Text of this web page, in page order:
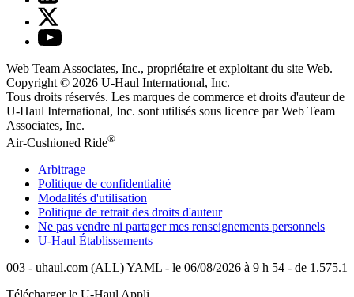
Web Team Associates, Inc., propriétaire et exploitant du site Web.
Copyright © 2026 U-Haul International, Inc.
Tous droits réservés. Les marques de commerce et droits d'auteur de
U-Haul International, Inc. sont utilisés sous licence par Web Team
Associates, Inc.
Air-Cushioned Ride®
Arbitrage
Politique de confidentialité
Modalités d'utilisation
Politique de retrait des droits d'auteur
Ne pas vendre ni partager mes renseignements personnels
U-Haul Établissements
003 - uhaul.com (ALL) YAML - le 06/08/2026 à 9 h 54 - de 1.575.1